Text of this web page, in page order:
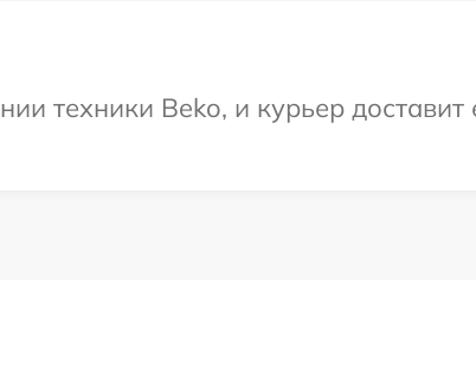
техники Beko, и курьер доставит